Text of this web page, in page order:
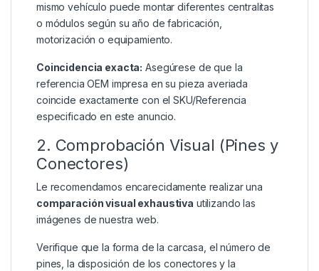
mismo vehículo puede montar diferentes centralitas
o módulos según su año de fabricación,
motorización o equipamiento.
Coincidencia exacta: Asegúrese de que la
referencia OEM impresa en su pieza averiada
coincide exactamente con el SKU/Referencia
especificado en este anuncio.
2. Comprobación Visual (Pines y
Conectores)
Le recomendamos encarecidamente realizar una
comparación visual exhaustiva utilizando las
imágenes de nuestra web.
Verifique que la forma de la carcasa, el número de
pines, la disposición de los conectores y la